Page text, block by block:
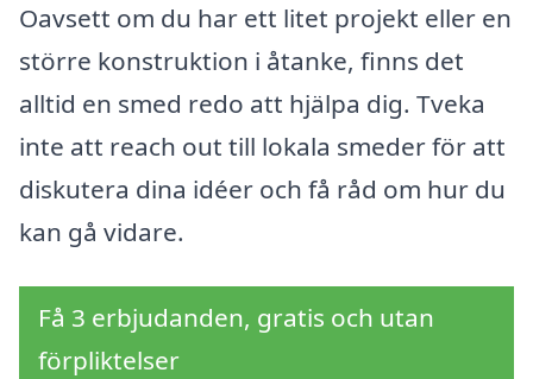
Oavsett om du har ett litet projekt eller en
större konstruktion i åtanke, finns det
alltid en smed redo att hjälpa dig. Tveka
inte att reach out till lokala smeder för att
diskutera dina idéer och få råd om hur du
kan gå vidare.
Få 3 erbjudanden, gratis och utan
förpliktelser